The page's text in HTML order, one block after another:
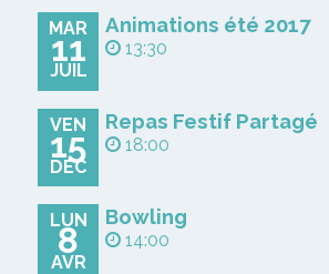
MAR
11
JUIL
Animations été 2017
13:30
VEN
15
DÉC
Repas Festif Partagé
18:00
LUN
8
AVR
Bowling
14:00